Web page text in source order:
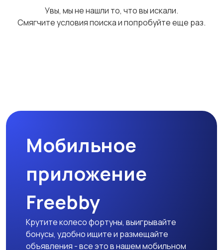
Увы, мы не нашли то, что вы искали.
Смягчите условия поиска и попробуйте еще раз.
Мобильное
приложение
Freebby
Крутите колесо фортуны, выигрывайте
бонусы, удобно ищите и размещайте
объявления - все это в нашем мобильном